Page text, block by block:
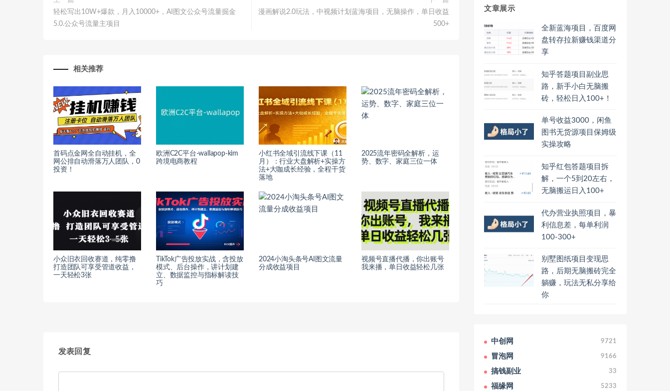
轻松写出10W+爆款，月入10000+，AI图文公众号流量掘金
5.0.公众号流量主项目
漫画解说2.0玩法，中视频计划蓝海项目，无脑操作，单日收益
500+
相关推荐
首码点金网全自动挂机，全
网公排自动滑落万人团队，0
投资！
欧洲C2C平台-wallapop-kim
跨境电商教程
小红书全域引流线下课（11
月）：行业大盘解析+实操方
法+大咖成长经验，全程干货
落地
2025流年密码全解析，运
势、数字、家庭三位一体
小众旧衣回收赛道，纯零撸
打造团队可享受管道收益，
一天轻松3张
TikTok广告投放实战，含投放
模式、后台操作，讲计划建
立、数据监控与指标解读技
巧
2024小淘头条号AI图文流量
分成收益项目
视频号直播代播，你出账号
我来播，单日收益轻松几张
发表回复
文章展示
全新蓝海项目，百度网
盘转存拉新赚钱渠道分
享
知乎答题项目副业思
路，新手小白无脑搬
砖，轻松日入100+！
单号收益3000，闲鱼
图书无货源项目保姆级
实操攻略
知乎红包答题项目拆
解，一个5到20左右，
无脑搬运日入100+
代办营业执照项目，暴
利信息差，每单利润
100-300+
别墅图纸项目变现思
路，后期无脑搬砖完全
躺赚，玩法无私分享给
你
中创网 9721
冒泡网 9166
搞钱副业 33
福缘网 5233